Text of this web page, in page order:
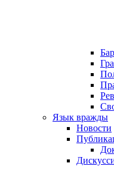
Язык вражды
Новости